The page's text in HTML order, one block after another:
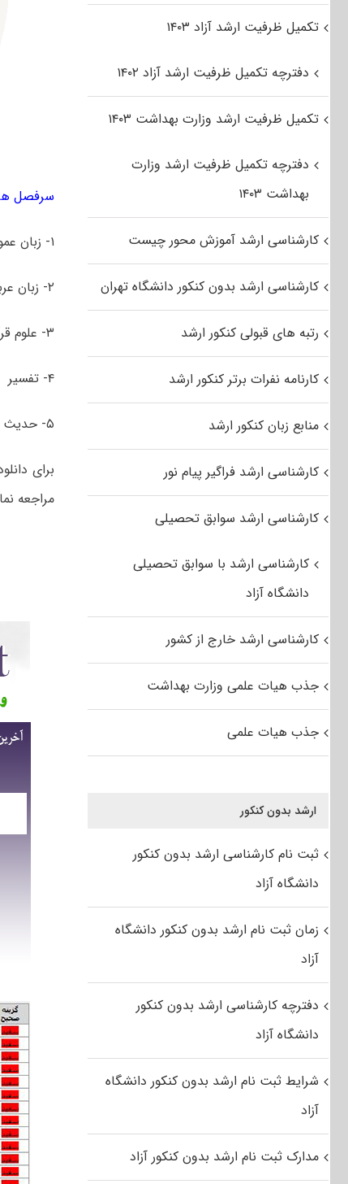
سرفصل
۱- زبان عمومی و تخصصی انگلیسی
۲- زبان عربی
۳- علوم قرآنی
۴- تفسیر
۵- حدیث
مراجعه
تکمیل ظرفیت ارشد آزاد ۱۴۰۳
دفترچه تکمیل ظرفیت ارشد آزاد ۱۴۰۲
تکمیل ظرفیت ارشد وزارت بهداشت ۱۴۰۳
دفترچه تکمیل ظرفیت ارشد وزارت
بهداشت ۱۴۰۳
کارشناسی ارشد آموزش محور چیست
کارشناسی ارشد بدون کنکور دانشگاه تهران
رتبه های قبولی کنکور ارشد
کارنامه نفرات برتر کنکور ارشد
منابع زبان کنکور ارشد
کارشناسی ارشد فراگیر پیام نور
کارشناسی ارشد سوابق تحصیلی
کارشناسی ارشد با سوابق تحصیلی
دانشگاه آزاد
کارشناسی ارشد خارج از کشور
جذب هیات علمی وزارت بهداشت
جذب هیات علمی
ارشد بدون کنکور
ثبت نام کارشناسی ارشد بدون کنکور
دانشگاه آزاد
زمان ثبت نام ارشد بدون کنکور دانشگاه
آزاد
دفترچه کارشناسی ارشد بدون کنکور
دانشگاه آزاد
شرایط ثبت نام ارشد بدون کنکور دانشگاه
آزاد
مدارک ثبت نام ارشد بدون کنکور آزاد